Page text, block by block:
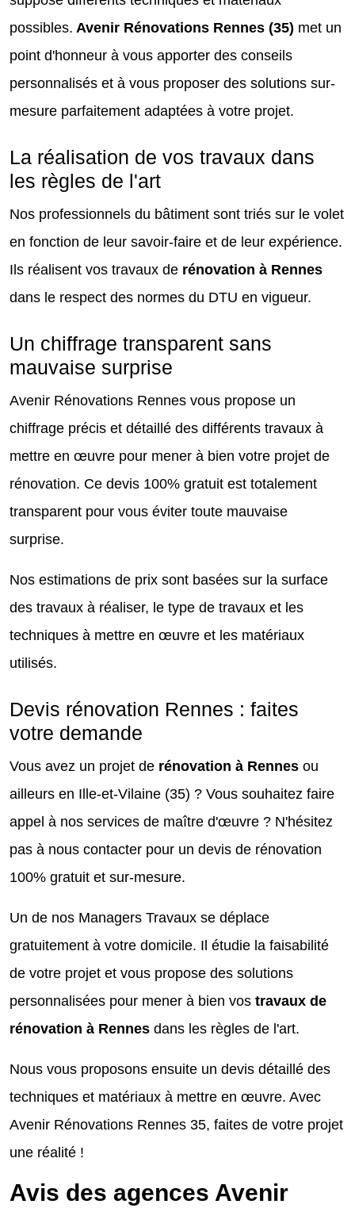
possibles. Avenir Rénovations Rennes (35) met un
point d'honneur à vous apporter des conseils
personnalisés et à vous proposer des solutions sur-
mesure parfaitement adaptées à votre projet.
La réalisation de vos travaux dans
les règles de l'art
Nos professionnels du bâtiment sont triés sur le volet
en fonction de leur savoir-faire et de leur expérience.
Ils réalisent vos travaux de rénovation à Rennes
dans le respect des normes du DTU en vigueur.
Un chiffrage transparent sans
mauvaise surprise
Avenir Rénovations Rennes vous propose un
chiffrage précis et détaillé des différents travaux à
mettre en œuvre pour mener à bien votre projet de
rénovation. Ce devis 100% gratuit est totalement
transparent pour vous éviter toute mauvaise
surprise.
Nos estimations de prix sont basées sur la surface
des travaux à réaliser, le type de travaux et les
techniques à mettre en œuvre et les matériaux
utilisés.
Devis rénovation Rennes : faites
votre demande
Vous avez un projet de rénovation à Rennes ou
ailleurs en Ille-et-Vilaine (35) ? Vous souhaitez faire
appel à nos services de maître d'œuvre ? N'hésitez
pas à nous contacter pour un devis de rénovation
100% gratuit et sur-mesure.
Un de nos Managers Travaux se déplace
gratuitement à votre domicile. Il étudie la faisabilité
de votre projet et vous propose des solutions
personnalisées pour mener à bien vos travaux de
rénovation à Rennes dans les règles de l'art.
Nous vous proposons ensuite un devis détaillé des
techniques et matériaux à mettre en œuvre. Avec
Avenir Rénovations Rennes 35, faites de votre projet
une réalité !
Avis des agences Avenir